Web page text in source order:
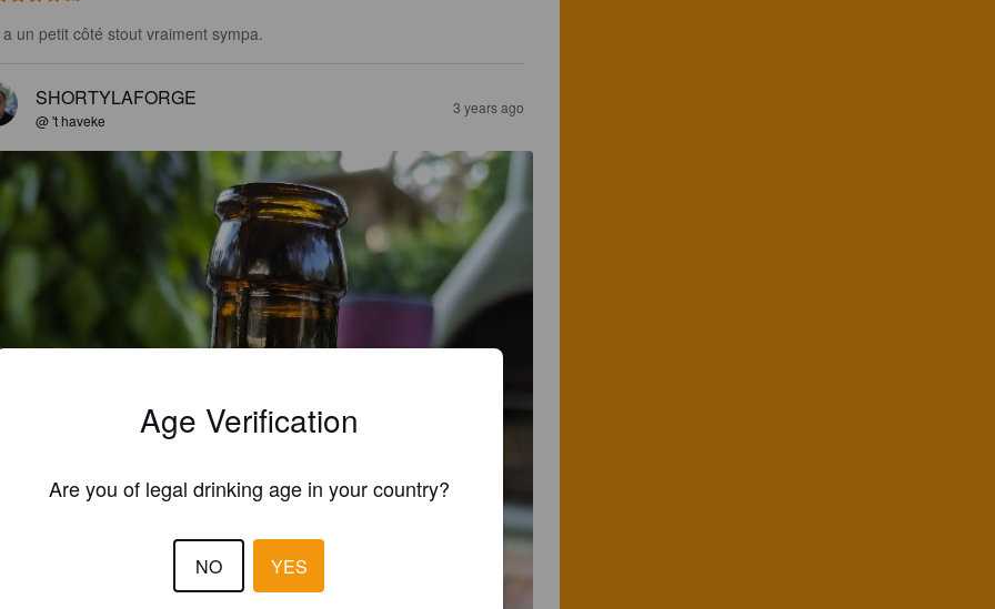
un petit côté stout vraiment sympa.
SHORTYLAFORGE
@ 't haveke
3 years ago
Age Verification
Are you of legal drinking age in your country?
NO YES